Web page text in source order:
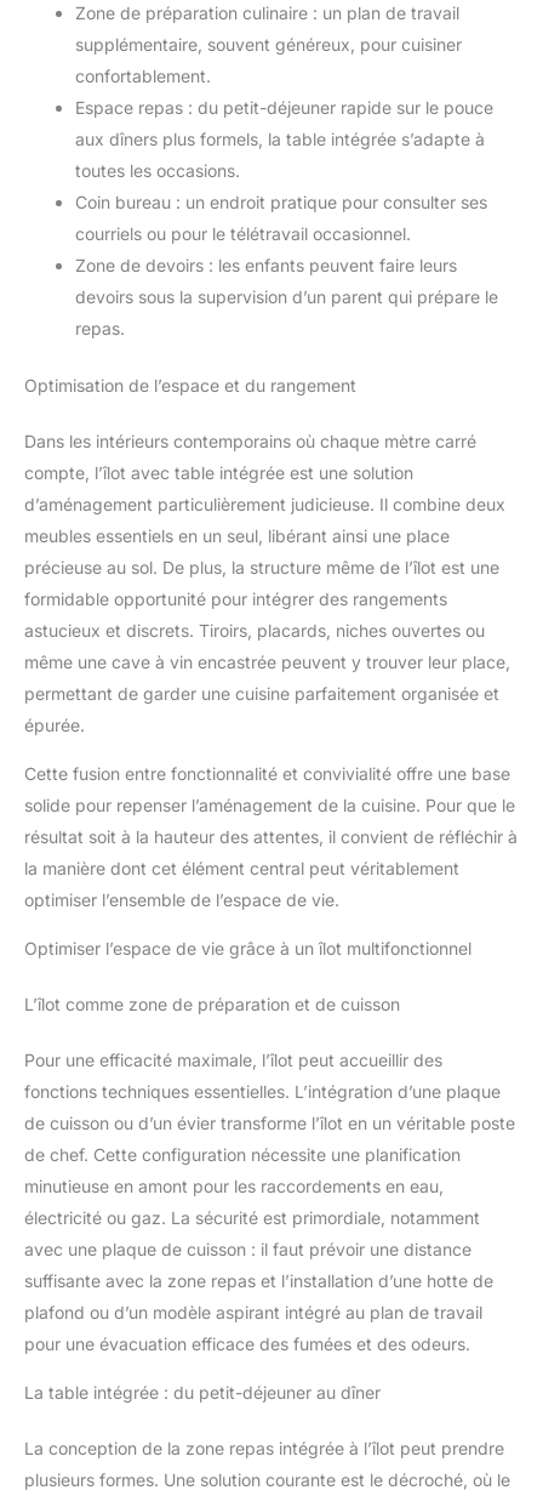
Zone de préparation culinaire : un plan de travail
supplémentaire, souvent généreux, pour cuisiner
confortablement.
Espace repas : du petit-déjeuner rapide sur le pouce
aux dîners plus formels, la table intégrée s’adapte à
toutes les occasions.
Coin bureau : un endroit pratique pour consulter ses
courriels ou pour le télétravail occasionnel.
Zone de devoirs : les enfants peuvent faire leurs
devoirs sous la supervision d’un parent qui prépare le
repas.
Optimisation de l’espace et du rangement
Dans les intérieurs contemporains où chaque mètre carré
compte, l’îlot avec table intégrée est une solution
d’aménagement particulièrement judicieuse. Il combine deux
meubles essentiels en un seul, libérant ainsi une place
précieuse au sol. De plus, la structure même de l’îlot est une
formidable opportunité pour intégrer des rangements
astucieux et discrets. Tiroirs, placards, niches ouvertes ou
même une cave à vin encastrée peuvent y trouver leur place,
permettant de garder une cuisine parfaitement organisée et
épurée.
Cette fusion entre fonctionnalité et convivialité offre une base
solide pour repenser l’aménagement de la cuisine. Pour que le
résultat soit à la hauteur des attentes, il convient de réfléchir à
la manière dont cet élément central peut véritablement
optimiser l’ensemble de l’espace de vie.
Optimiser l’espace de vie grâce à un îlot multifonctionnel
L’îlot comme zone de préparation et de cuisson
Pour une efficacité maximale, l’îlot peut accueillir des
fonctions techniques essentielles. L’intégration d’une plaque
de cuisson ou d’un évier transforme l’îlot en un véritable poste
de chef. Cette configuration nécessite une planification
minutieuse en amont pour les raccordements en eau,
électricité ou gaz. La sécurité est primordiale, notamment
avec une plaque de cuisson : il faut prévoir une distance
suffisante avec la zone repas et l’installation d’une hotte de
plafond ou d’un modèle aspirant intégré au plan de travail
pour une évacuation efficace des fumées et des odeurs.
La table intégrée : du petit-déjeuner au dîner
La conception de la zone repas intégrée à l’îlot peut prendre
plusieurs formes. Une solution courante est le décroché, où le